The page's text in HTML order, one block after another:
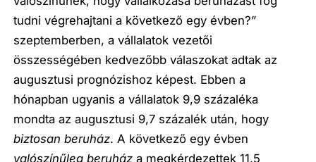
tudni végrehajtani a következő egy évben?”
szeptemberben, a vállalatok vezetői
összességében kedvezőbb válaszokat adtak az
augusztusi prognózishoz képest. Ebben a
hónapban ugyanis a vállalatok 9,9 százaléka
mondta az augusztusi 9,7 százalék után, hogy
biztosan beruház. A következő egy évben
valószínűleg beruház a megkérdezettek 11,5